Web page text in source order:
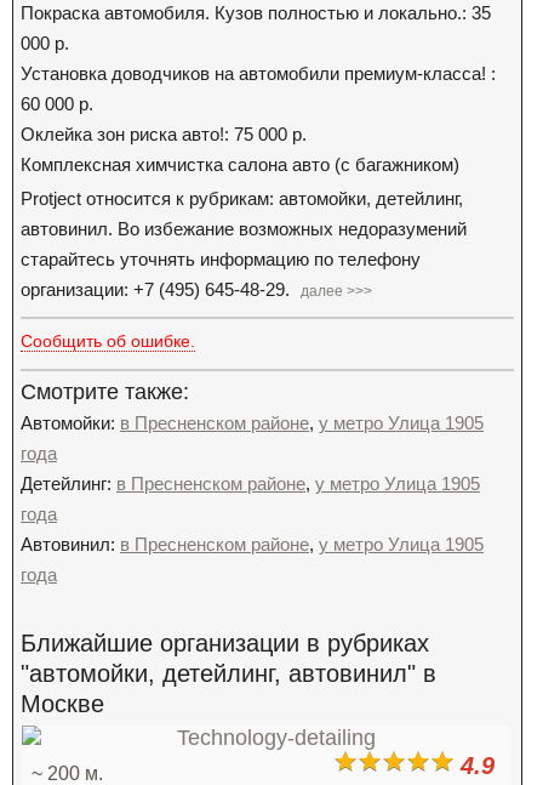
Покраска автомобиля. Кузов полностью и локально.: 35
000 р.
Установка доводчиков на автомобили премиум-класса! :
60 000 р.
Оклейка зон риска авто!: 75 000 р.
Комплексная химчистка салона авто (с багажником)
Protject относится к рубрикам: автомойки, детейлинг,
автовинил. Во избежание возможных недоразумений
старайтесь уточнять информацию по телефону
организации: +7 (495) 645-48-29.
далее >>>
Сообщить об ошибке.
Смотрите также:
Автомойки: в Пресненском районе, у метро Улица 1905
года
Детейлинг: в Пресненском районе, у метро Улица 1905
года
Автовинил: в Пресненском районе, у метро Улица 1905
года
Ближайшие организации в рубриках
"автомойки, детейлинг, автовинил" в
Москве
4.9
~ 200 м.